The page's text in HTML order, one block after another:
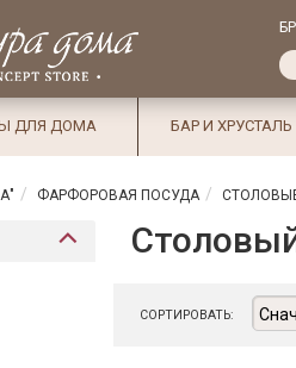
ДЛЯ ДОМА БАР И ХРУСТАЛЬ
ФАРФОРОВАЯ ПОСУДА
СОРТИРОВАТЬ: